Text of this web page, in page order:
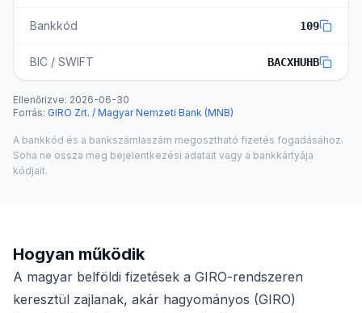
Bankkód 109
BIC / SWIFT BACXHUHB
Ellenőrizve: 2026-06-30·
Forrás: GIRO Zrt. / Magyar Nemzeti Bank (MNB)
A bankkód és a bankszámlaszám megosztható fizetés fogadásához.
Soha ne ossza meg bejelentkezési adatait vagy a bankkártyája
kódjait.
Hogyan működik
A magyar belföldi fizetések a GIRO-rendszeren
keresztül zajlanak, akár hagyományos (GIRO)